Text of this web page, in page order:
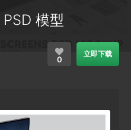
模型
0
立即下载